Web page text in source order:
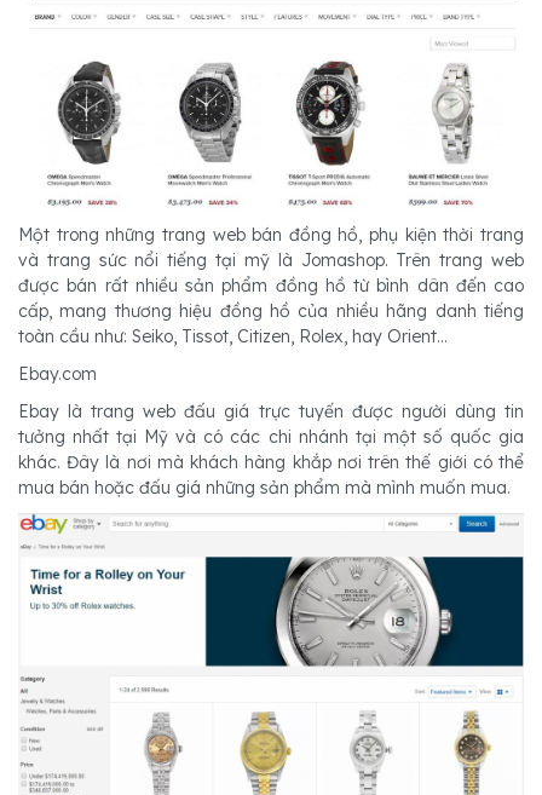
Một trong những trang web bán đồng hồ, phụ kiện thời trang
và trang sức nổi tiếng tại mỹ là Jomashop. Trên trang web
được bán rất nhiều sản phẩm đồng hồ từ bình dân đến cao
cấp, mang thương hiệu đồng hồ của nhiều hãng danh tiếng
toàn cầu như: Seiko, Tissot, Citizen, Rolex, hay Orient...
Ebay.com
Ebay là trang web đấu giá trực tuyến được người dùng tin
tưởng nhất tại Mỹ và có các chi nhánh tại một số quốc gia
khác. Đây là nơi mà khách hàng khắp nơi trên thế giới có thể
mua bán hoặc đấu giá những sản phẩm mà mình muốn mua.